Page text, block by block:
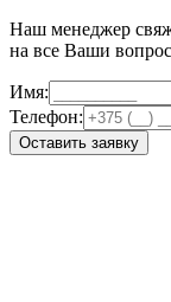
Наш менеджер
на все Ваши
Имя:
Телефон:
Оставить заявку